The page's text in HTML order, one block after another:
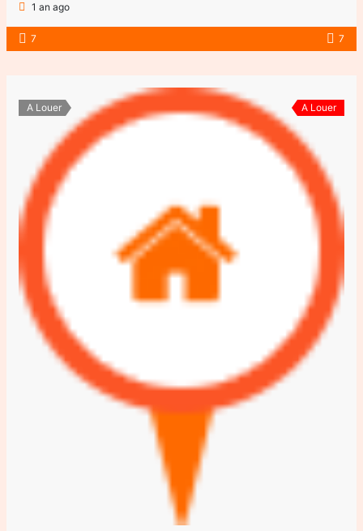
1 an ago
7 7
A Louer A Louer